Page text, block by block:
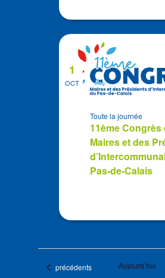
OCT
1
11ème Congrès
Maires et des
Pas-de-Calais
Toute la journée
Évènements
précédents Aujourd’hui